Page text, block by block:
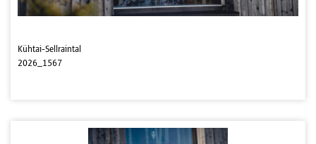
Kühtai-Sellraintal
2026_1567